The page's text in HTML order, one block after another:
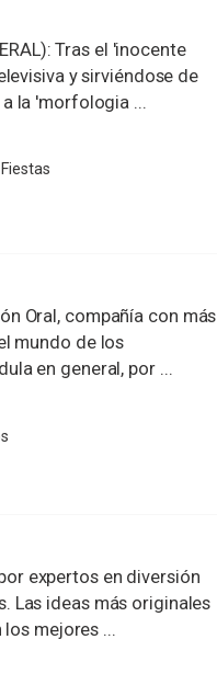
Tras el 'inocente
y sirviéndose de
la 'morfologia ...
Oral, compañía con más
mundo de los
en general, por ...
expertos en diversión
Las ideas más originales
mejores ...